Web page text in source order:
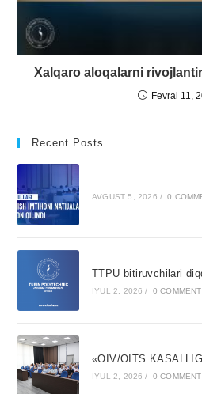
Xalqaro aloqalarni
Fevral 11,
Recent Posts
AVGUST 5, 2026 / 0
TTPU bitiruvchilari
IYUL 2, 2026 / 0
«OIV/OITS
IYUL 2, 2026 / 0